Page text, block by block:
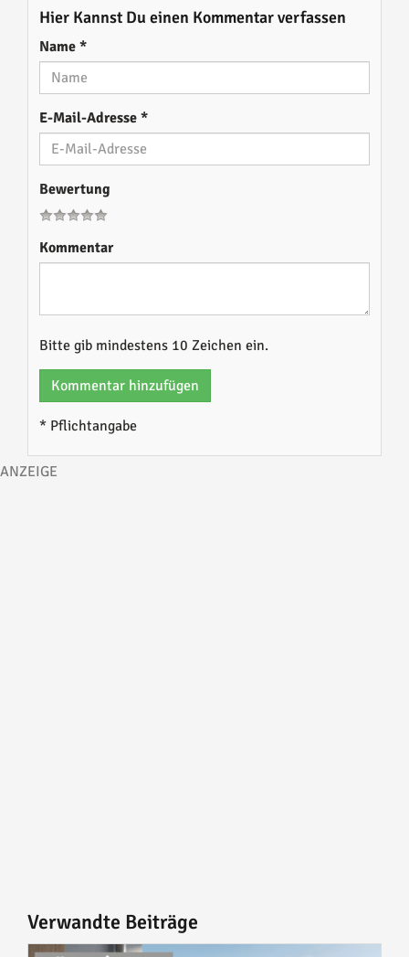
Hier Kannst Du einen Kommentar verfassen
Name *
E-Mail-Adresse *
Bewertung
Kommentar
Bitte gib mindestens 10 Zeichen ein.
Kommentar hinzufügen
* Pflichtangabe
Verwandte Beiträge